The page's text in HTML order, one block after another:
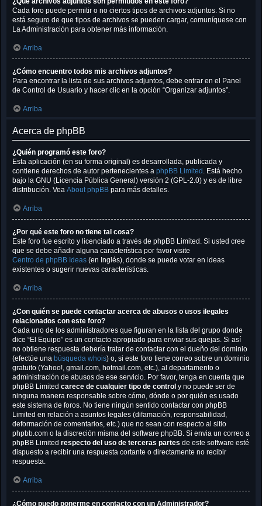
Cada foro puede permitir o no ciertos tipos de archivos adjuntos. Si no
está seguro de que tipos de archivos se pueden cargar, comuníquese con
La Administración para obtener más información.
Arriba
¿Cómo encuentro todos mis archivos adjuntos?
Para encontrar la lista de sus archivos adjuntos, debe entrar en el Panel
de Control de Usuario y hacer clic en la opción “Organizar adjuntos”.
Arriba
Acerca de phpBB
¿Quién programó este foro?
Esta aplicación (en su forma original) es desarrollada, publicada y
contiene derechos de autor pertenecientes a phpBB Limited . Está hecho
bajo la GNU (Licencia Pública General) versión 2 (GPL-2.0) y es de libre
distribución. Vea About phpBB para más detalles.
Arriba
¿Por qué este foro no tiene tal cosa?
Este foro fue escrito y licenciado a través de phpBB Limited. Si usted cree
que se debe añadir alguna característica por favor visite
Centro de phpBB Ideas (en Inglés), donde se puede votar en ideas
existentes o sugerir nuevas características.
Arriba
¿Con quién se puede contactar acerca de abusos o usos ilegales
relacionados con este foro?
Cada uno de los administradores que figuran en la lista del grupo donde
dice “El Equipo” es un contacto apropiado para enviar sus quejas. Si así
no obtiene respuesta debería tratar de contactar con el dueño del dominio
(efectúe una búsqueda whois) o, si este foro tiene correo sobre un dominio
gratuito (Yahoo!, gmail.com, hotmail.com, etc.), al departamento o
administración de abusos de ese servicio. Por favor, tenga en cuenta que
phpBB Limited carece de cualquier tipo de control y no puede ser de
ninguna manera responsable sobre cómo, dónde o por quién es usado
este sistema de foros. No tiene ningún sentido contactar con phpBB
Limited en relación a asuntos legales (difamación, responsabilidad,
deformación de comentarios, etc.) que no sean con respecto al sitio
phpbb.com o la discreción misma del software phpBB. Si envia un correo a
phpBB Limited respecto del uso de terceras partes de este software esté
dispuesto a recibir una respuesta cortante o directamente no recibir
respuesta.
Arriba
¿Cómo puedo ponerme en contacto con un Administrador?